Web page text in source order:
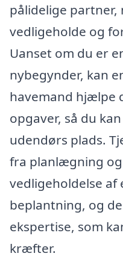
pålidelige
vedligeholde og
Uanset om du er
nybegynder, kan
havemand hjælpe
opgaver, så du
udendørs plads.
fra planlægning
vedligeholdelse af
beplantning, og
ekspertise, som
kræfter.